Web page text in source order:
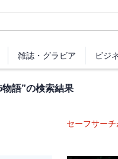
雑誌・ グラビア ビジ
物語”の検索結果
セーフサー